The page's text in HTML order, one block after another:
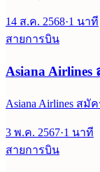
14 ส.ค. 2568·1 นาที
สายการบิน
Asiana Airlines
Asiana Airlines ส
3 พ.ค. 2567·1 นาที
สายการบิน